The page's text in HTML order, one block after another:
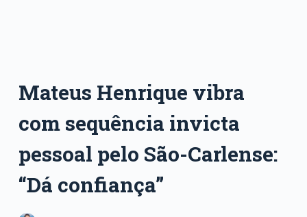
Mateus Henrique vibra
com sequência invicta
pessoal pelo São-Carlense:
“Dá confiança”